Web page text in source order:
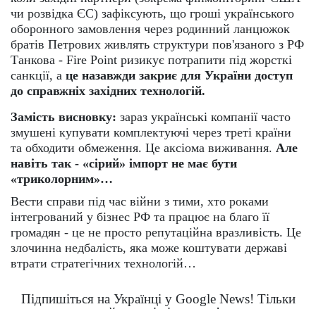
чи розвідка ЄС) зафіксують, що гроші українського
оборонного замовлення через родинний ланцюжок
братів Петрових живлять структури пов'язаного з РФ
Танкова - Fire Point ризикує потрапити під жорсткі
санкції, а це назавжди закриє для України доступ
до справжніх західних технологій.
Замість висновку: зараз українські компанії часто
змушені купувати комплектуючі через треті країни
та обходити обмеження. Це аксіома виживання. Але
навіть так - «сірий» імпорт не має бути
«триколорним»…
Вести справи під час війни з тими, хто роками
інтегрований у бізнес РФ та працює на благо її
громадян - це не просто репутаційна вразливість. Це
злочинна недбалість, яка може коштувати державі
втрати стратегічних технологій…
Підпишіться на Українці у Google News! Тільки